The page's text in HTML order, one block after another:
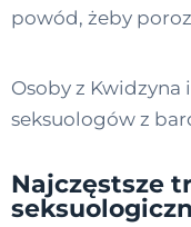
powód, żeby
Osoby z Kwidzyna
seksuologów z
Najczęstsze